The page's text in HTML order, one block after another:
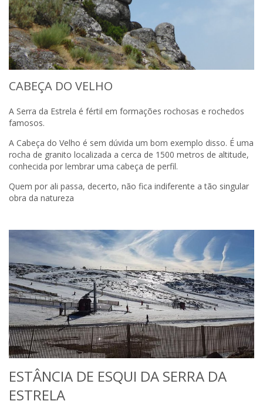
CABEÇA DO VELHO
A Serra da Estrela é fértil em formações rochosas e rochedos
famosos.
A Cabeça do Velho é sem dúvida um bom exemplo disso. É uma
rocha de granito localizada a cerca de 1500 metros de altitude,
conhecida por lembrar uma cabeça de perfil.
Quem por ali passa, decerto, não fica indiferente a tão singular
obra da natureza
ESTÂNCIA DE ESQUI DA SERRA DA
ESTRELA